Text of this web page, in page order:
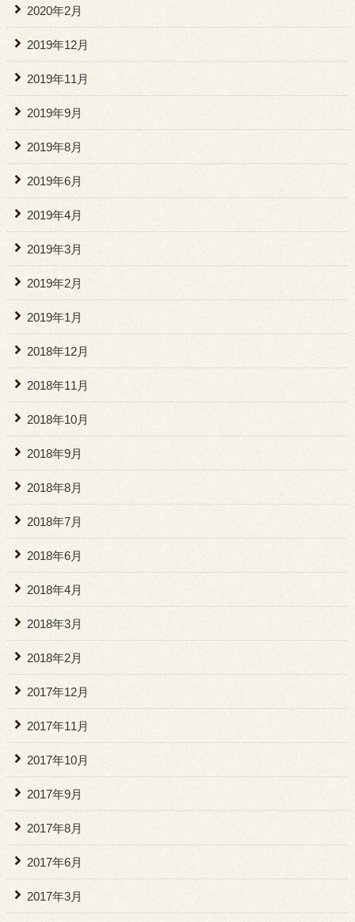
2020年2月
2019年12月
2019年11月
2019年9月
2019年8月
2019年6月
2019年4月
2019年3月
2019年2月
2019年1月
2018年12月
2018年11月
2018年10月
2018年9月
2018年8月
2018年7月
2018年6月
2018年4月
2018年3月
2018年2月
2017年12月
2017年11月
2017年10月
2017年9月
2017年8月
2017年6月
2017年3月